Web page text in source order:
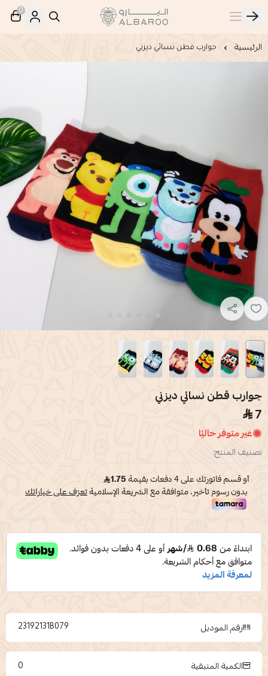
البارو | Albaroo
0
الرئيسية جوارب قطن نسائي ديزني
جوارب قطن نسائي ديزني
7
غير متوفر حاليًا
تصنيف المنتج:
رقم الموديل 23192131B079
الكمية المتبقية 0